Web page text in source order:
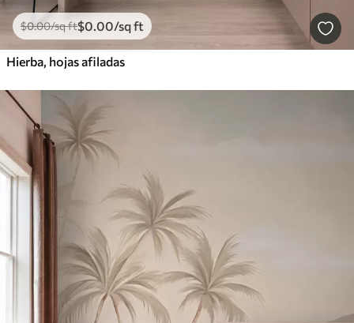
$0.00/sq ft$0 .00/sq ft
Hierba, hojas afiladas